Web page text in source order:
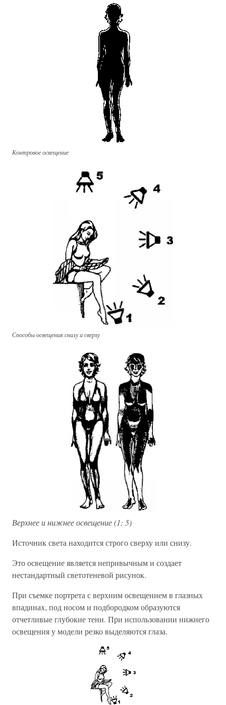
Контровое освещение
Способы освещения снизу и сверху
Верхнее и нижнее освещение (1; 5)
Источник света находится строго сверху или снизу.
Это освещение является непривычным и создает
нестандартный светотеневой рисунок.
При съемке портрета с верхним освещением в глазных
впадинах, под носом и подбородком образуются
отчетливые глубокие тени. При использовании нижнего
освещения у модели резко выделяются глаза.